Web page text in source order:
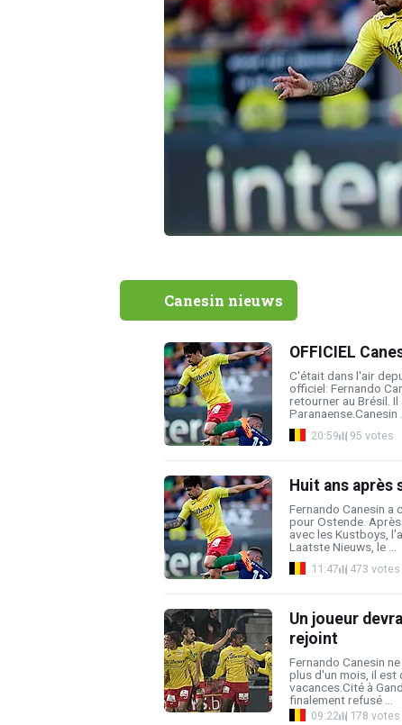
Canesin nieuws
OFFICIEL
C'était dans l'air
officiel: Fernando
retourner au Brésil.
Paranaense.Canesin ...
20:59 95 votes
Huit ans après
Fernando Canesin a
pour Ostende.
avec les Kustboys,
Laatste Nieuws, le ...
11:47 473 votes
Un joueur
rejoint
Fernando Canesin
plus d'un mois, il est
vacances.Cité à
finalement refusé ...
09:22 178 votes